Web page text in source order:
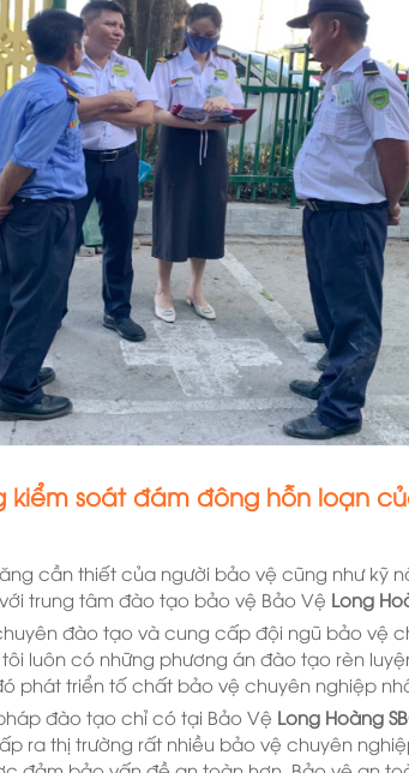
soát đám đông hỗn loạn
cần thiết của người bảo vệ cũng như kỹ
trung tâm đào tạo bảo vệ Bảo Vệ Long
đào tạo và cung cấp đội ngũ bảo vệ
luôn có những phương án đào tạo rèn
phát triển tố chất bảo vệ chuyên nghiệp
đào tạo chỉ có tại Bảo Vệ Long Hoàng
ra thị trường rất nhiều bảo vệ chuyên